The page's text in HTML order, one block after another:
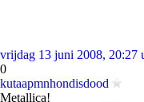
vrijdag 13 juni 2008, 20:27
0
kutaapmnhondisdood
Metallica!